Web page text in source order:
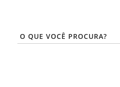
O QUE VOCÊ PROCURA?